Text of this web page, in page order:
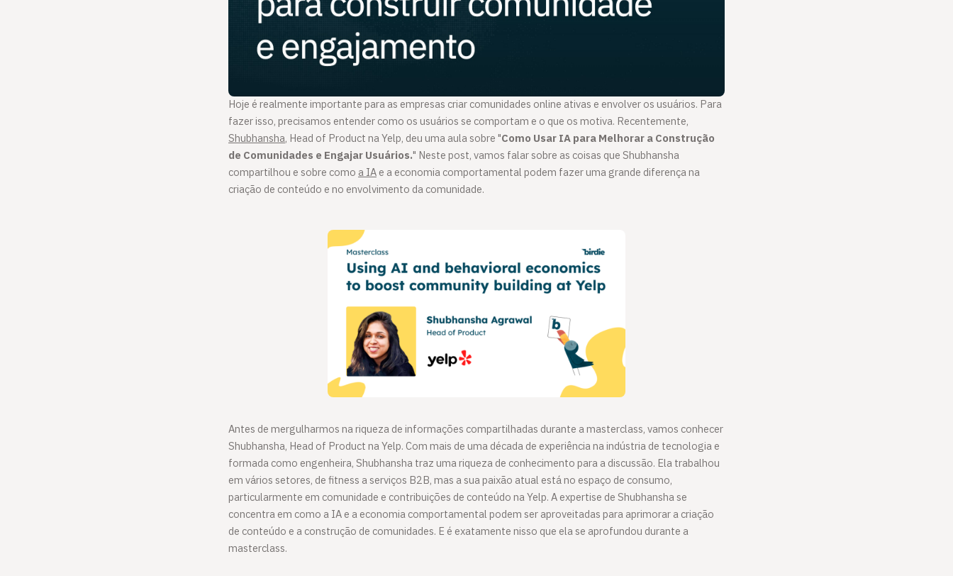
Hoje é realmente importante para as empresas criar comunidades online ativas e envolver os usuários. Para
fazer isso, precisamos entender como os usuários se comportam e o que os motiva. Recentemente,
Shubhansha, Head of Product na Yelp, deu uma aula sobre "Como Usar IA para Melhorar a Construção
de Comunidades e Engajar Usuários." Neste post, vamos falar sobre as coisas que Shubhansha
compartilhou e sobre como a IAe a economia comportamental podem fazer uma grande diferença na
criação de conteúdo e no envolvimento da comunidade.
Antes de mergulharmos na riqueza de informações compartilhadas durante a masterclass, vamos conhecer
Shubhansha, Head of Product na Yelp. Com mais de uma década de experiência na indústria de tecnologia e
formada como engenheira, Shubhansha traz uma riqueza de conhecimento para a discussão. Ela trabalhou
em vários setores, de fitness a serviços B2B, mas a sua paixão atual está no espaço de consumo,
particularmente em comunidade e contribuições de conteúdo na Yelp. A expertise de Shubhansha se
concentra em como a IA e a economia comportamental podem ser aproveitadas para aprimorar a criação
de conteúdo e a construção de comunidades. E é exatamente nisso que ela se aprofundou durante a
masterclass.